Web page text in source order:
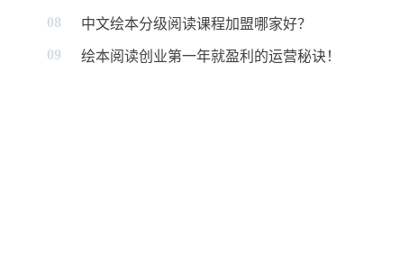
08
中文绘本分级阅读课程加盟哪家好？
09
绘本阅读创业第一年就盈利的运营秘诀！